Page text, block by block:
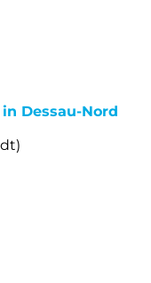
Dessau-Nord